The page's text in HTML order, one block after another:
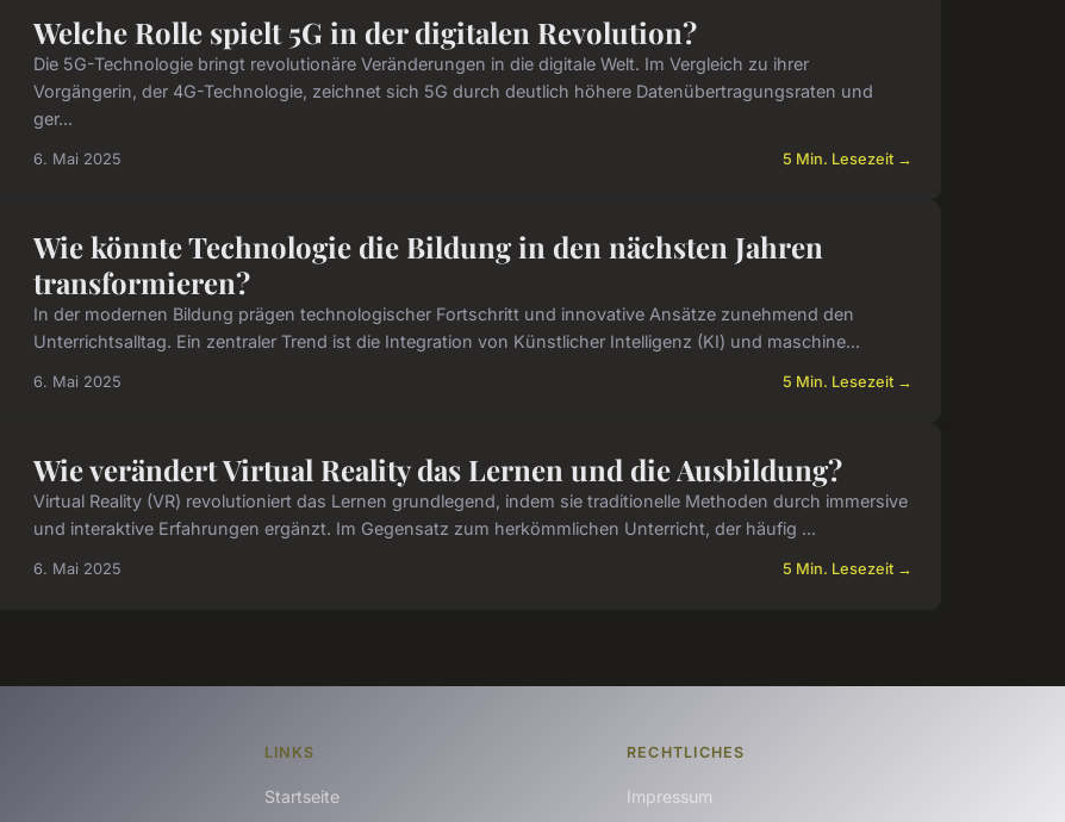
Welche Rolle spielt 5G in der digitalen Revolution?
Die 5G-Technologie bringt revolutionäre Veränderungen in die digitale Welt. Im Vergleich zu ihrer
Vorgängerin, der 4G-Technologie, zeichnet sich 5G durch deutlich höhere Datenübertragungsraten und
ger...
6. Mai 2025 5 Min. Lesezeit →
Wie könnte Technologie die Bildung in den nächsten Jahren
transformieren?
In der modernen Bildung prägen technologischer Fortschritt und innovative Ansätze zunehmend den
Unterrichtsalltag. Ein zentraler Trend ist die Integration von Künstlicher Intelligenz (KI) und maschine...
6. Mai 2025 5 Min. Lesezeit →
Wie verändert Virtual Reality das Lernen und die Ausbildung?
Virtual Reality (VR) revolutioniert das Lernen grundlegend, indem sie traditionelle Methoden durch immersive
und interaktive Erfahrungen ergänzt. Im Gegensatz zum herkömmlichen Unterricht, der häufig ...
6. Mai 2025 5 Min. Lesezeit →
LINKS
Startseite
RECHTLICHES
Impressum